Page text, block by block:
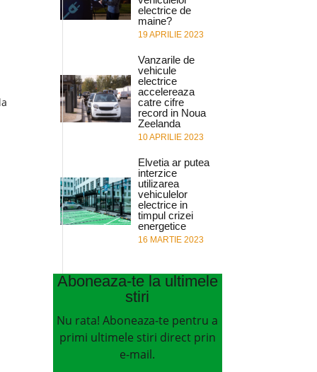
electrice de
maine?
19 APRILIE 2023
Vanzarile de
vehicule
electrice
accelereaza
catre cifre
record in Noua
Zeelanda
10 APRILIE 2023
Elvetia ar putea
interzice
utilizarea
vehiculelor
electrice in
timpul crizei
energetice
16 MARTIE 2023
Aboneaza-te la ultimele
stiri
Nu rata! Aboneaza-te pentru a
primi ultimele stiri direct prin
e-mail.